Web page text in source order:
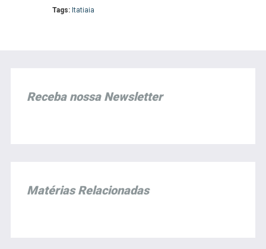
Tags: Itatiaia
Receba nossa Newsletter
Matérias Relacionadas